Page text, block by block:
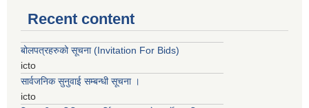
Recent content
बोलपत्रहरुको सूचना (Invitation For Bids)
icto
सार्वजनिक सुनुवाई सम्बन्धी सूचना ।
icto